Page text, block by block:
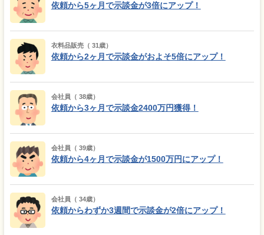
依頼から5ヶ月で示談金が3倍にアップ！
衣料品販売（ 31歳）
依頼から2ヶ月で示談金がおよそ5倍にアップ！
会社員（ 38歳）
依頼から3ヶ月で示談金2400万円獲得！
会社員（ 39歳）
依頼から4ヶ月で示談金が1500万円にアップ！
会社員（ 34歳）
依頼からわずか3週間で示談金が2倍にアップ！